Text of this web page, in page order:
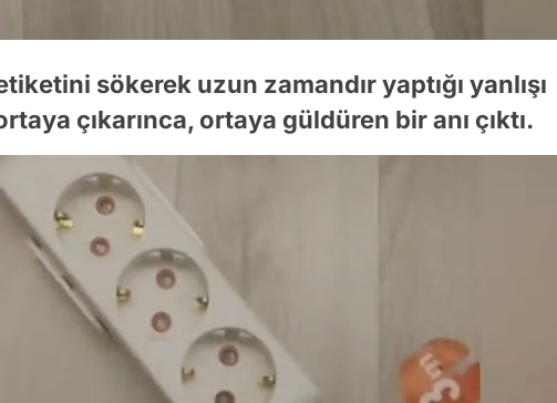
sökerek uzun zamandır yaptığı yanlışı
çıkarınca, ortaya güldüren bir anı çıktı.